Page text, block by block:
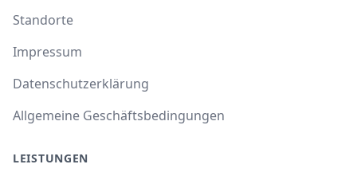
Standorte
Impressum
Datenschutzerklärung
Allgemeine Geschäftsbedingungen
LEISTUNGEN